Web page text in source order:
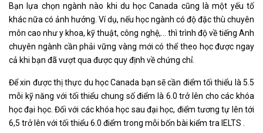
Bạn lựa chọn ngành nào khi du học Canada cũng là một yếu tố
khác nữa có ảnh hưởng. Ví dụ, nếu học ngành có độ đặc thù chuyên
môn cao như y khoa, kỹ thuật, công nghệ,… thì trình độ về tiếng Anh
chuyên ngành cần phải vững vàng mới có thể theo học được ngay
cả khi bạn đã vượt qua được quy định về chứng chỉ.
Để xin được thị thực du học Canada bạn sẽ cần điểm tối thiểu là 5.5
mỗi kỹ năng với tối thiểu chung số điểm là 6.0 trở lên cho các khóa
học đại học. Đối với các khóa học sau đại học, điểm tương tự lên tới
6,5 trở lên với tối thiểu 6.0 điểm trong mỗi bốn bài kiểm tra IELTS .